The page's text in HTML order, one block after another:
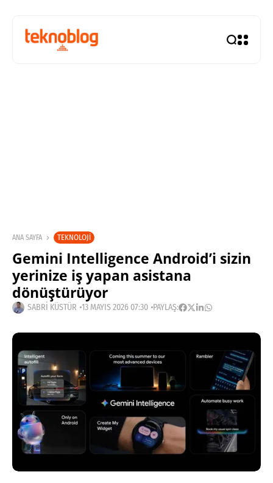
ANA SAYFA TEKNOLOJI
Gemini Intelligence Android’i sizin
yerinize iş yapan asistana
dönüştürüyor
SABRI KÜSTÜR 13 MAYIS 2026 07:30 PAYLAŞ: